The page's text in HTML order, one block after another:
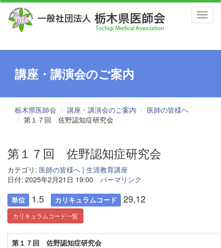
講座・講演会のご案内
栃木県医師会 講座・講演会のご案内
医師の皆様へ
第１７回 佐野認知症研究会
第１７回 佐野認知症研究会
カテゴリ: 医師の皆様へ | 生涯教育講座
日付: 2025年2月21日 19:00
パーマリンク
単位 1.5 カリキュラムコード 29,12
カリキュラムコード一覧
第１７回 佐野認知症研究会